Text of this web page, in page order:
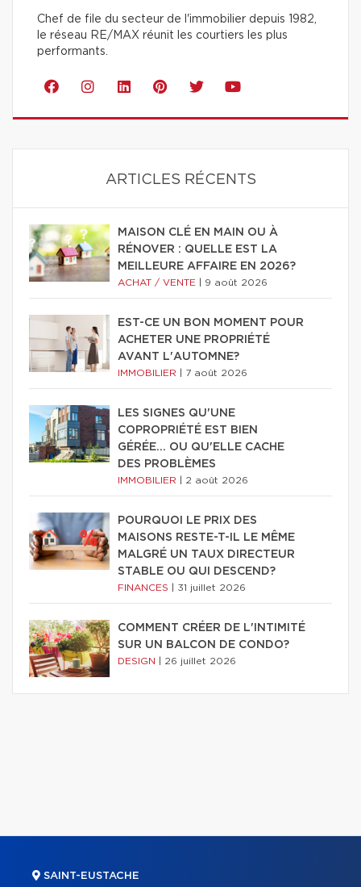
Chef de file du secteur de l'immobilier depuis 1982,
le réseau RE/MAX réunit les courtiers les plus
performants.
ARTICLES RÉCENTS
MAISON CLÉ EN MAIN OU À
RÉNOVER : QUELLE EST LA
MEILLEURE AFFAIRE EN 2026?
ACHAT / VENTE 9 août 2026
EST-CE UN BON MOMENT POUR
ACHETER UNE PROPRIÉTÉ
AVANT L'AUTOMNE?
IMMOBILIER 7 août 2026
LES SIGNES QU'UNE
COPROPRIÉTÉ EST BIEN
GÉRÉE… OU QU'ELLE CACHE
DES PROBLÈMES
IMMOBILIER 2 août 2026
POURQUOI LE PRIX DES
MAISONS RESTE-T-IL LE MÊME
MALGRÉ UN TAUX DIRECTEUR
STABLE OU QUI DESCEND?
FINANCES 31 juillet 2026
COMMENT CRÉER DE L'INTIMITÉ
SUR UN BALCON DE CONDO?
DESIGN 26 juillet 2026
SAINT-EUSTACHE